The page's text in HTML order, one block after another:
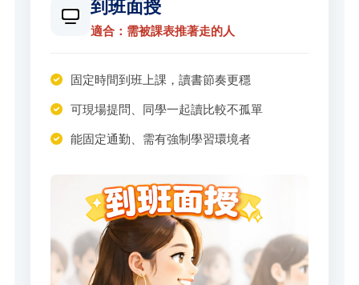
到班面授
適合：需被課表推著走的人
固定時間到班上課，讀書節奏更穩
可現場提問、同學一起讀比較不孤單
能固定通勤、需有強制學習環境者